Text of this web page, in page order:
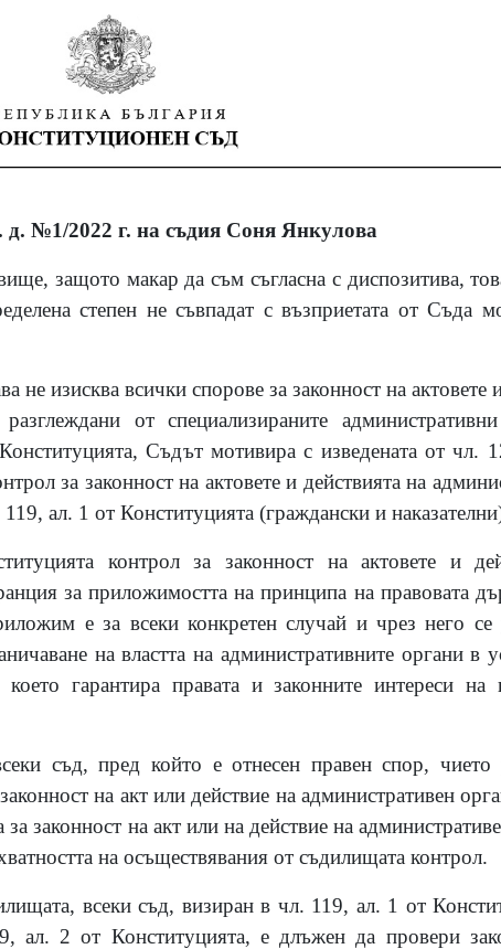
№1/2022 г. на съдия Соня Янкулова
защото макар да съм съгласна с диспозитива,
степен не съвпадат с възприетата от Съда
изисква всички спорове за законност на актовете
от специализираните
Съдът мотивира с изведената от чл.
за законност на актовете и действията на
ал. 1 от Конституцията (граждански и
контрол за законност на актовете и
за приложимостта на принципа на правовата
е за всеки конкретен случай и чрез него се
на властта на административните органи в
гарантира правата и законните интереси на
съд, пред който е отнесен правен спор,
на акт или действие на административен
законност на акт или на действие на
на осъществявания от съдилищата контрол.
всеки съд, визиран в чл. 119, ал. 1 от
ал. 2 от Конституцията, е длъжен да провери